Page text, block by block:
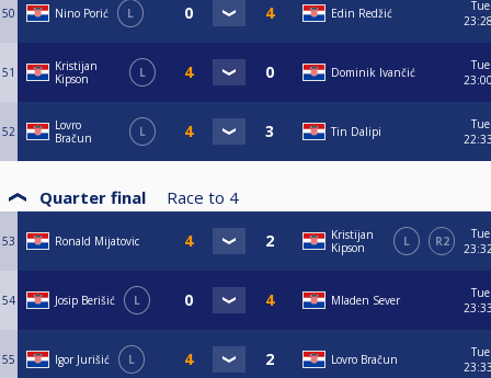
50 Nino Porić L Edin Redžić
Tue
51
Kristijan
Kipson
L Dominik Ivančić
Tue
52
Lovro
Bračun
L Tin Dalipi
Tue
Quarter final Race to 4
53 Ronald Mijatovic
Kristijan
Kipson
L R2
Tue
54 Josip Berišić L Mladen Sever
Tue
55 Igor Jurišić L Lovro Bračun
Tue